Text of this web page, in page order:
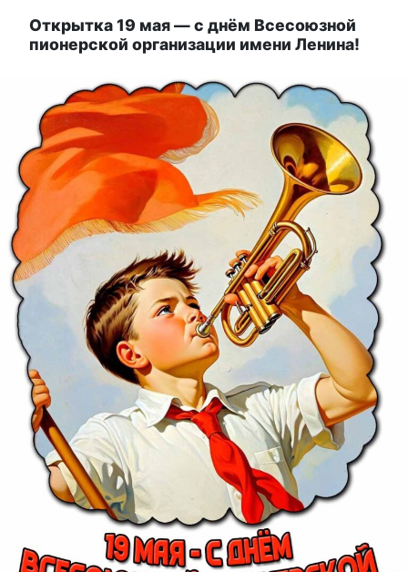
Открытка 19 мая — с днём Всесоюзной
пионерской организации имени Ленина!